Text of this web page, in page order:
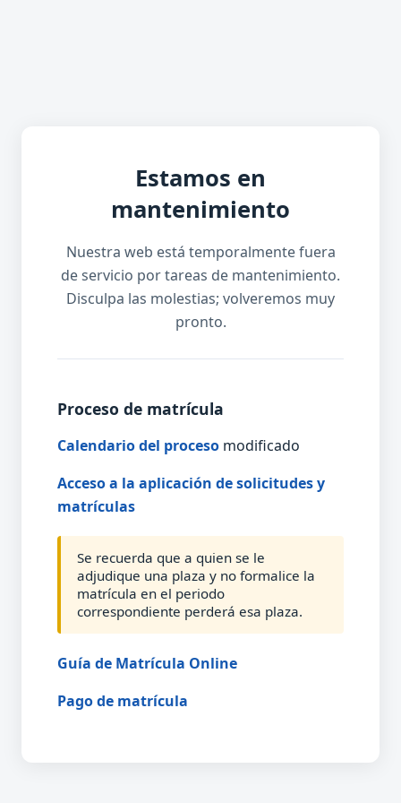
Estamos en
mantenimiento
Nuestra web está temporalmente fuera
de servicio por tareas de mantenimiento.
Disculpa las molestias; volveremos muy
pronto.
Proceso de matrícula
Calendario del proceso modificado
Acceso a la aplicación de solicitudes y
matrículas
Se recuerda que a quien se le
adjudique una plaza y no formalice la
matrícula en el periodo
correspondiente perderá esa plaza.
Guía de Matrícula Online
Pago de matrícula